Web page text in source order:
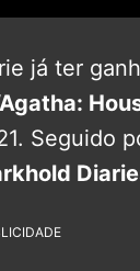
já ter
Seguido